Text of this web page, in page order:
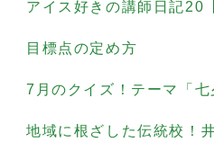
アイス好きの講師日記20
目標点の定め方
7月のクイズ！テーマ「七
地域に根ざした伝統校！